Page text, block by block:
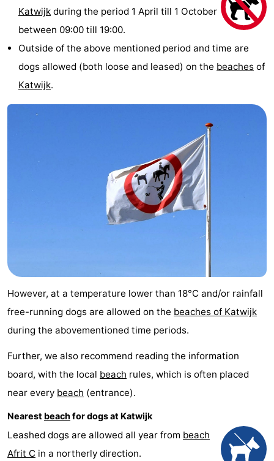
Beach
See
do
Museums
Monuments
centers
Villages
Nature
-
Swimming
pools
-
Cycling
-
Katwijk during the period 1 April till 1 October
between 09:00 till 19:00.
Outside of the above mentioned period and time are
dogs allowed (both loose and leased) on the beaches of
Katwijk.
However, at a temperature lower than 18°C and/or rainfall
free-running dogs are allowed on the beaches of Katwijk
during the abovementioned time periods.
Further, we also recommend reading the information
board, with the local beach rules, which is often placed
near every beach (entrance).
Nearest beachfor dogs at Katwijk
Leashed dogs are allowed all year from beach
Afrit C in a northerly direction.